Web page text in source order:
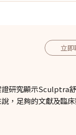
立即
研究顯示Sculptra
，足夠的文獻及臨